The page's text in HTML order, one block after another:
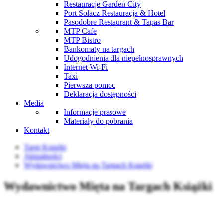
Restauracje Garden City
Port Sołacz Restauracja & Hotel
Pasodobre Restaurant & Tapas Bar
MTP Cafe
MTP Bistro
Bankomaty na targach
Udogodnienia dla niepełnosprawnych
Internet Wi-Fi
Taxi
Pierwsza pomoc
Deklaracja dostępności
Media
Informacje prasowe
Materiały do pobrania
Kontakt
Targi Książki
Aktualności
Wydawnictwo Mięta na Targach Książki
Wydawnictwo Mięta na Targach Książki